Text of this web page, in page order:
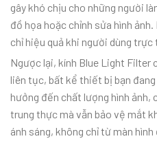
gây khó chịu cho những người
đồ họa hoặc chỉnh sửa hình
chỉ hiệu quả khi người dùng
Ngược lại, kính Blue Light
liên tục, bất kể thiết bị bạn
hưởng đến chất lượng hình ảnh,
trung thực mà vẫn bảo vệ mắt
ánh sáng, không chỉ từ màn